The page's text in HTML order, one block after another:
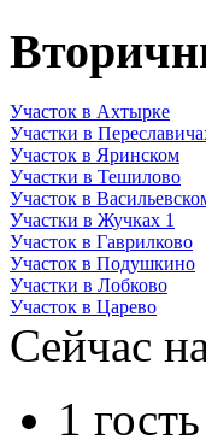
Участок в Ахтырке
Участки в
Участок в Яринском
Участки в Тешилово
Участок в
Участки в Жучках 1
Участок в Гаврилково
Участок в Подушкино
Участки в Лобково
Участок в Царево
Сейчас
1 гость